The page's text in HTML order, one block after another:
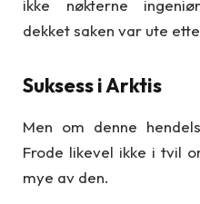
ikke nøkterne
dekket saken var ute
Suksess i Arktis
Men om denne
Frode likevel ikke i tvil
mye av den.